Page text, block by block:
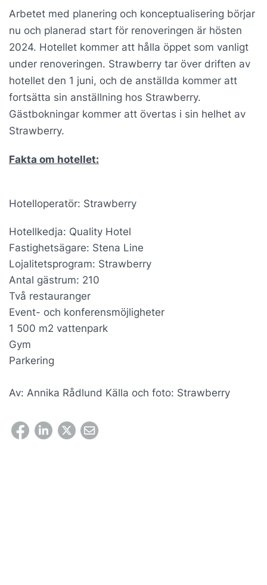
Arbetet med planering och konceptualisering börjar
nu och planerad start för renoveringen är hösten
2024. Hotellet kommer att hålla öppet som vanligt
under renoveringen. Strawberry tar över driften av
hotellet den 1 juni, och de anställda kommer att
fortsätta sin anställning hos Strawberry.
Gästbokningar kommer att övertas i sin helhet av
Strawberry.
Fakta om hotellet:
Hotelloperatör: Strawberry
Hotellkedja: Quality Hotel
Fastighetsägare: Stena Line
Lojalitetsprogram: Strawberry
Antal gästrum: 210
Två restauranger
Event- och konferensmöjligheter
1 500 m2 vattenpark
Gym
Parkering
Av: Annika Rådlund Källa och foto: Strawberry